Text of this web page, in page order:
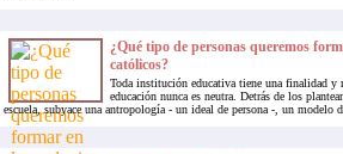
¿Qué tipo de personas queremos
católicos?
Toda institución educativa tiene una finalidad y
educación nunca es neutra. Detrás de los
escuela, subyace una antropología - un ideal de persona -, un modelo